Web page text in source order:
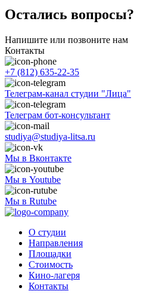
Остались вопросы?
Напишите или позвоните нам
Контакты
+7 (812) 635-22-35
Телеграм-канал студии "Лица"
Телеграм бот-консультант
studiya@studiya-litsa.ru
Мы в Вконтакте
Мы в Youtube
Мы в Rutube
О студии
Направления
Площадки
Стоимость
Кино-лагеря
Контакты